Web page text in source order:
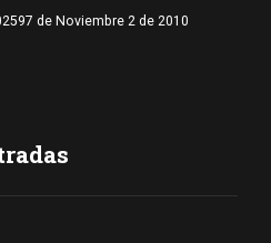
de Noviembre 2 de 2010